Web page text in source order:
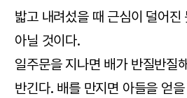
밟고 내려섰을 때 근심이 덜어진
아닐 것이다.
일주문을 지나면 배가 반질반질해
반긴다. 배를 만지면 아들을 얻